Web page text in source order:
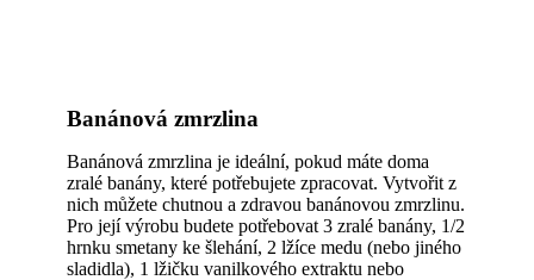
Banánová zmrzlina
Banánová zmrzlina je ideální, pokud máte doma
zralé banány, které potřebujete zpracovat. Vytvořit z
nich můžete chutnou a zdravou banánovou zmrzlinu.
Pro její výrobu budete potřebovat 3 zralé banány, 1/2
hrnku smetany ke šlehání, 2 lžíce medu (nebo jiného
sladidla), 1 lžičku vanilkového extraktu nebo